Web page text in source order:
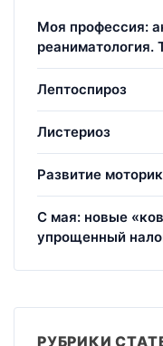
Моя профессия:
реаниматология.
Лептоспироз
Листериоз
Развитие
С мая: новые
упрощенный
РУБРИКИ